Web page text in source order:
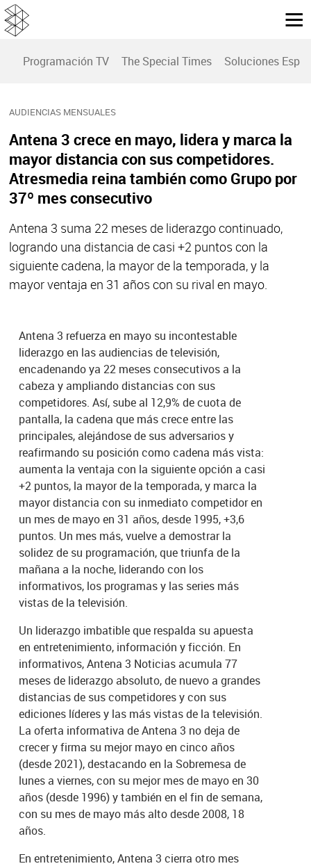
Programación TV The Special Times Soluciones
AUDIENCIAS MENSUALES
Antena 3 crece en mayo, lidera y marca la
mayor distancia con sus competidores.
Atresmedia reina también como Grupo por
37º mes consecutivo
Antena 3 suma 22 meses de liderazgo continuado,
logrando una distancia de casi +2 puntos con la
siguiente cadena, la mayor de la temporada, y la
mayor ventaja en 31 años con su rival en mayo.
Antena 3 refuerza en mayo su incontestable
liderazgo en las audiencias de televisión,
encadenando ya 22 meses consecutivos a la
cabeza y ampliando distancias con sus
competidores. Así, sube al 12,9% de cuota de
pantalla, la cadena que más crece entre las
principales, alejándose de sus adversarios y
reafirmando su posición como cadena más vista:
aumenta la ventaja con la siguiente opción a casi
+2 puntos, la mayor de la temporada, y marca la
mayor distancia con su inmediato competidor en
un mes de mayo en 31 años, desde 1995, +3,6
puntos. Un mes más, vuelve a demostrar la
solidez de su programación, que triunfa de la
mañana a la noche, liderando con los
informativos, los programas y las series más
vistas de la televisión.
Un liderazgo imbatible que respalda su apuesta
en entretenimiento, información y ficción. En
informativos, Antena 3 Noticias acumula 77
meses de liderazgo absoluto, de nuevo a grandes
distancias de sus competidores y con sus
ediciones líderes y las más vistas de la televisión.
La oferta informativa de Antena 3 no deja de
crecer y firma su mejor mayo en cinco años
(desde 2021), destacando en la Sobremesa de
lunes a viernes, con su mejor mes de mayo en 30
años (desde 1996) y también en el fin de semana,
con su mes de mayo más alto desde 2008, 18
años.
En entretenimiento, Antena 3 cierra otro mes